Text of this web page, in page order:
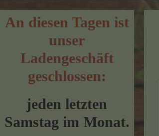
An diesen Tagen ist
unser
Ladengeschäft
geschlossen:
jeden letzten
Samstag im Monat.